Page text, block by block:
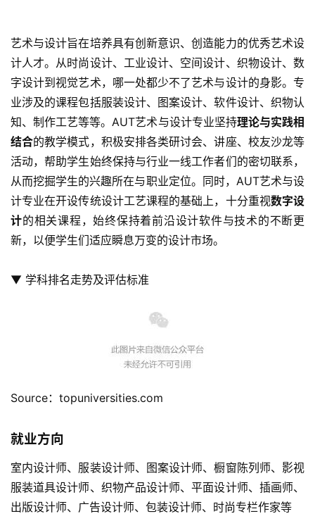
艺术与设计旨在培养具有创新意识、创造能力的优秀艺术设
计人才。从时尚设计、工业设计、空间设计、织物设计、数
字设计到视觉艺术，哪一处都少不了艺术与设计的身影。专
业涉及的课程包括服装设计、图案设计、软件设计、织物认
知、制作工艺等等。 AUT艺术与设计专业坚持理论与实践相
结合的教学模式，积极安排各类研讨会、讲座、校友沙龙等
活动，帮助学生始终保持与行业一线工作者们的密切联系，
从而挖掘学生的兴趣所在与职业定位。同时，AUT艺术与设
计专业在开设传统设计工艺课程的基础上，十分重视数字设
计的相关课程，始终保持着前沿设计软件与技术的不断更
新，以便学生们适应瞬息万变的设计市场。
▼ 学科排名走势及评估标准
Source：topuniversities.com
就业方向
室内设计师、服装设计师、图案设计师、橱窗陈列师、影视
服装道具设计师、织物产品设计师、平面设计师、插画师、
出版设计师、广告设计师、包装设计师、时尚专栏作家等